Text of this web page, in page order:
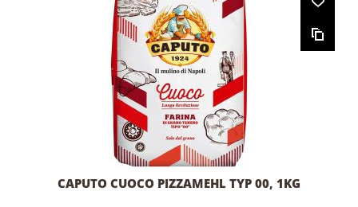
CAPUTO CUOCO PIZZAMEHL TYP 00, 1KG